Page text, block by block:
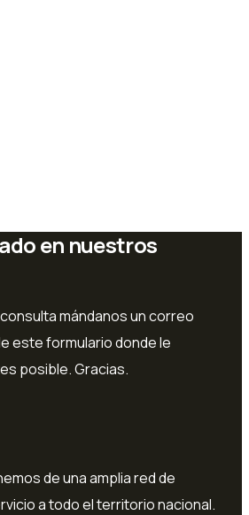
en nuestros
mándanos un correo
este formulario donde le
posible. Gracias.
de una amplia red de
a todo el territorio nacional.